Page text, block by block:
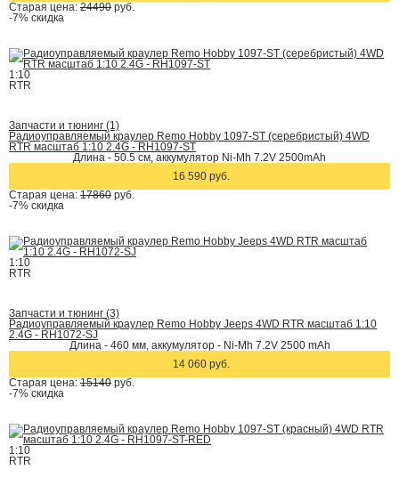
Старая цена: 24490 руб.
-7% скидка
1:10
RTR
Запчасти и тюнинг (1)
Радиоуправляемый краулер Remo Hobby 1097-ST (серебристый) 4WD
RTR масштаб 1:10 2.4G - RH1097-ST
Длина - 50.5 см, аккумулятор Ni-Mh 7.2V 2500mAh
16 590 руб.
Старая цена: 17860 руб.
-7% скидка
1:10
RTR
Запчасти и тюнинг (3)
Радиоуправляемый краулер Remo Hobby Jeeps 4WD RTR масштаб 1:10
2.4G - RH1072-SJ
Длина - 460 мм, аккумулятор - Ni-Mh 7.2V 2500 mAh
14 060 руб.
Старая цена: 15140 руб.
-7% скидка
1:10
RTR